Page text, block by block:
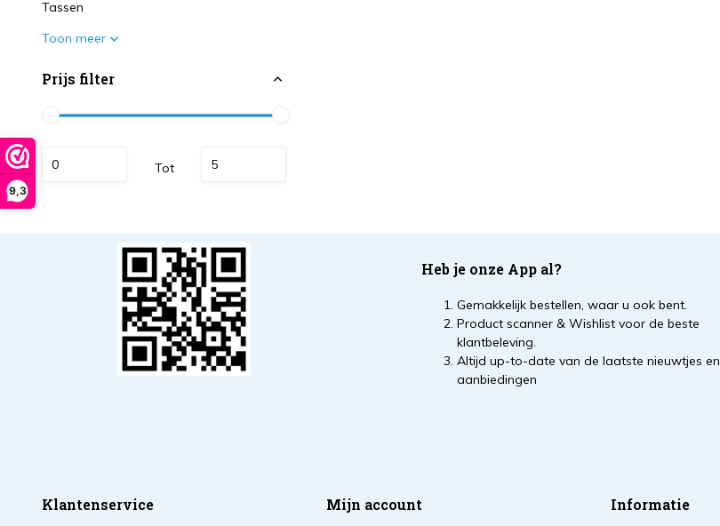
9,3
Tassen
Toon meer
Prijs filter
Tot
Heb je onze App al?
Gemakkelijk bestellen, waar u ook bent.
Product scanner & Wishlist voor de beste
klantbeleving.
Altijd up-to-date van de laatste nieuwtjes en
aanbiedingen
Klantenservice Mijn account Informatie